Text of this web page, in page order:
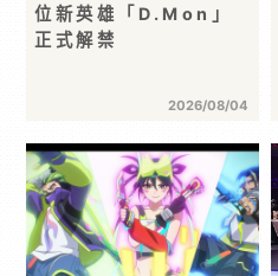
位新英雄「D.Mon」
正式解禁
2026/08/04